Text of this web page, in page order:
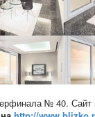
№ 40. Сайт